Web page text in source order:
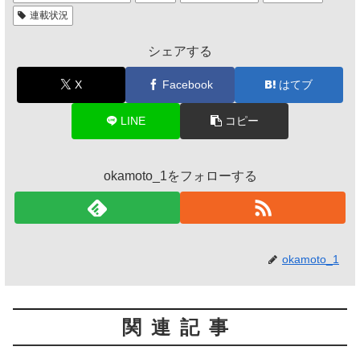
連載状況
シェアする
X Facebook はてブ
LINE コピー
okamoto_1をフォローする
okamoto_1
関連記事